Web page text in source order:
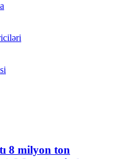
8 milyon ton